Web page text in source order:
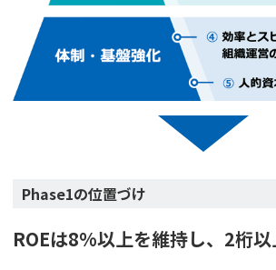
Phase1の位置づけ
ROEは8%以上を維持し、2桁以